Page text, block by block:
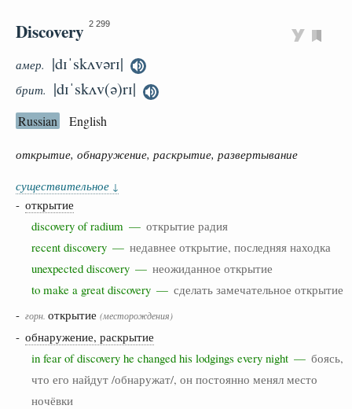
Discovery 2 299
амер. |dɪˈskʌvərɪ|
брит. |dɪˈskʌv(ə)rɪ|
Russian English
открытие, обнаружение, раскрытие, развертывание
существительное ↓
- открытие
discovery of radium — открытие радия
recent discovery — недавнее открытие, последняя находка
unexpected discovery — неожиданное открытие
to make a great discovery — сделать замечательное открытие
- горн. открытие (месторождения)
- обнаружение, раскрытие
in fear of discovery he changed his lodgings every night — боясь,
что его найдут /обнаружат/, он постоянно менял место
ночёвки